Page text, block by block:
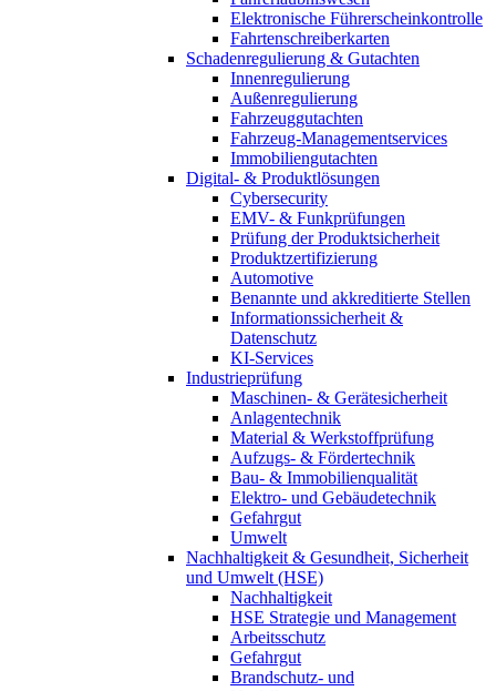
Elektronische Führerscheinkontrolle
Fahrtenschreiberkarten
Schadenregulierung & Gutachten
Innenregulierung
Außenregulierung
Fahrzeuggutachten
Fahrzeug-Managementservices
Immobiliengutachten
Digital- & Produktlösungen
Cybersecurity
EMV- & Funkprüfungen
Prüfung der Produktsicherheit
Produktzertifizierung
Automotive
Benannte und akkreditierte Stellen
Informationssicherheit &
Datenschutz
KI-Services
Industrieprüfung
Maschinen- & Gerätesicherheit
Anlagentechnik
Material & Werkstoffprüfung
Aufzugs- & Fördertechnik
Bau- & Immobilienqualität
Elektro- und Gebäudetechnik
Gefahrgut
Umwelt
Nachhaltigkeit & Gesundheit, Sicherheit
und Umwelt (HSE)
Nachhaltigkeit
HSE Strategie und Management
Arbeitsschutz
Gefahrgut
Brandschutz- und